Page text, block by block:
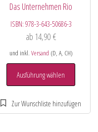
Das Unternehmen Rio
ISBN: 978-3-643-50686-3
ab 14,90 €
und inkl. Versand (D, A, CH)
Ausführung wählen